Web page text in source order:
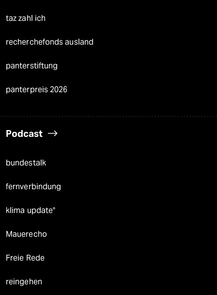
taz zahl ich
recherchefonds ausland
panterstiftung
panterpreis 2026
Podcast
bundestalk
fernverbindung
klima update°
Mauerecho
Freie Rede
reingehen